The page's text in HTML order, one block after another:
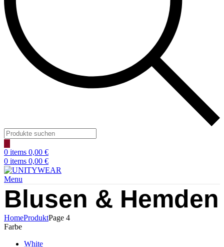
Products
search
0 items 0,00 €
0 items 0,00 €
Menu
Blusen & Hemden
HomeProduktPage 4
Farbe
White